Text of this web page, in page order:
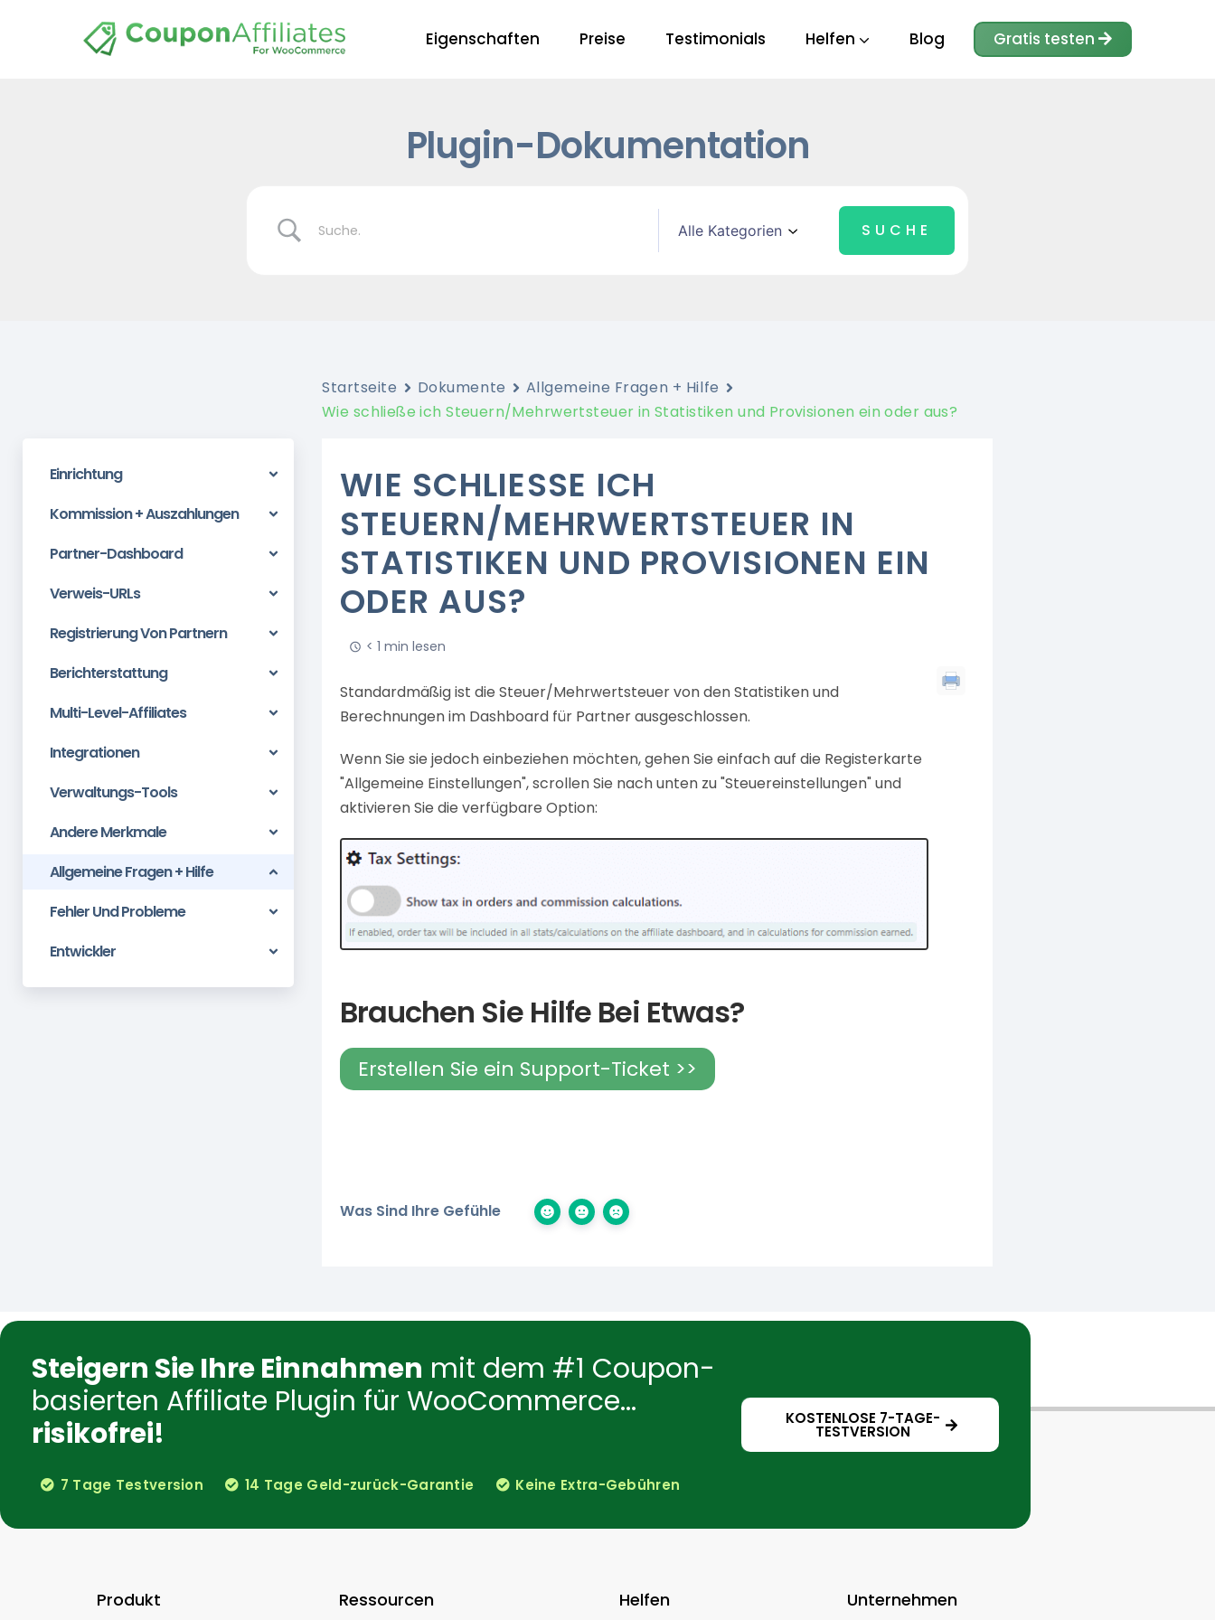
Eigenschaften Preise Testimonials Helfen Blog Gratis testen
Plugin-Dokumentation
Einrichtung
Kommission + Auszahlungen
Partner-Dashboard
Verweis-URLs
Registrierung Von Partnern
Berichterstattung
Multi-Level-Affiliates
Integrationen
Verwaltungs-Tools
Andere Merkmale
Allgemeine Fragen + Hilfe
Fehler Und Probleme
Entwickler
Startseite Dokumente
Allgemeine Fragen + Hilfe
Wie schließe ich Steuern/Mehrwertsteuer in Statistiken und Provisionen ein oder aus?
WIE SCHLIESSE ICH S
TEUERN/MEHRWERTSTEUER IN S
TATISTIKEN UND PROVISIONEN EIN O
DER AUS?
< 1 min lesen
Standardmäßig ist die Steuer/Mehrwertsteuer von den Statistiken und
Berechnungen im Dashboard für Partner ausgeschlossen.
Wenn Sie sie jedoch einbeziehen möchten, gehen Sie einfach auf die Registerkarte
"Allgemeine Einstellungen", scrollen Sie nach unten zu "Steuereinstellungen" und
aktivieren Sie die verfügbare Option:
Brauchen Sie Hilfe Bei Etwas?
Erstellen Sie ein Support-Ticket >>
Was Sind Ihre Gefühle
Steigern Sie Ihre Einnahmen mit dem #1 Coupon-
basierten Affiliate Plugin für WooCommerce...
risikofrei!
7 Tage Testversion 14 Tage Geld-zurück-Garantie Keine Extra-Gebühren
KOSTENLOSE 7-TAGE-
TESTVERSION
Produkt Ressourcen Helfen Unternehmen